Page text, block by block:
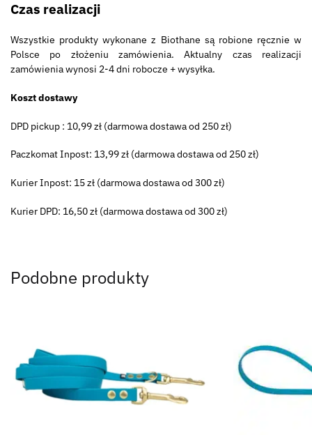
Czas realizacji
Wszystkie produkty wykonane z Biothane są robione ręcznie w
Polsce po złożeniu zamówienia. Aktualny czas realizacji
zamówienia wynosi 2-4 dni robocze + wysyłka.
Koszt dostawy
DPD pickup : 10,99 zł (darmowa dostawa od 250 zł)
Paczkomat Inpost: 13,99 zł (darmowa dostawa od 250 zł)
Kurier Inpost: 15 zł (darmowa dostawa od 300 zł)
Kurier DPD: 16,50 zł (darmowa dostawa od 300 zł)
Podobne produkty